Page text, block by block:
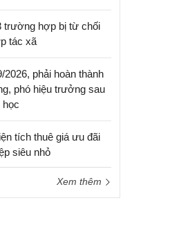
trường hợp bị từ chối
tác xã
2026, phải hoàn thành
phó hiệu trưởng sau
tích thuê giá ưu đãi
siêu nhỏ
Xem thêm